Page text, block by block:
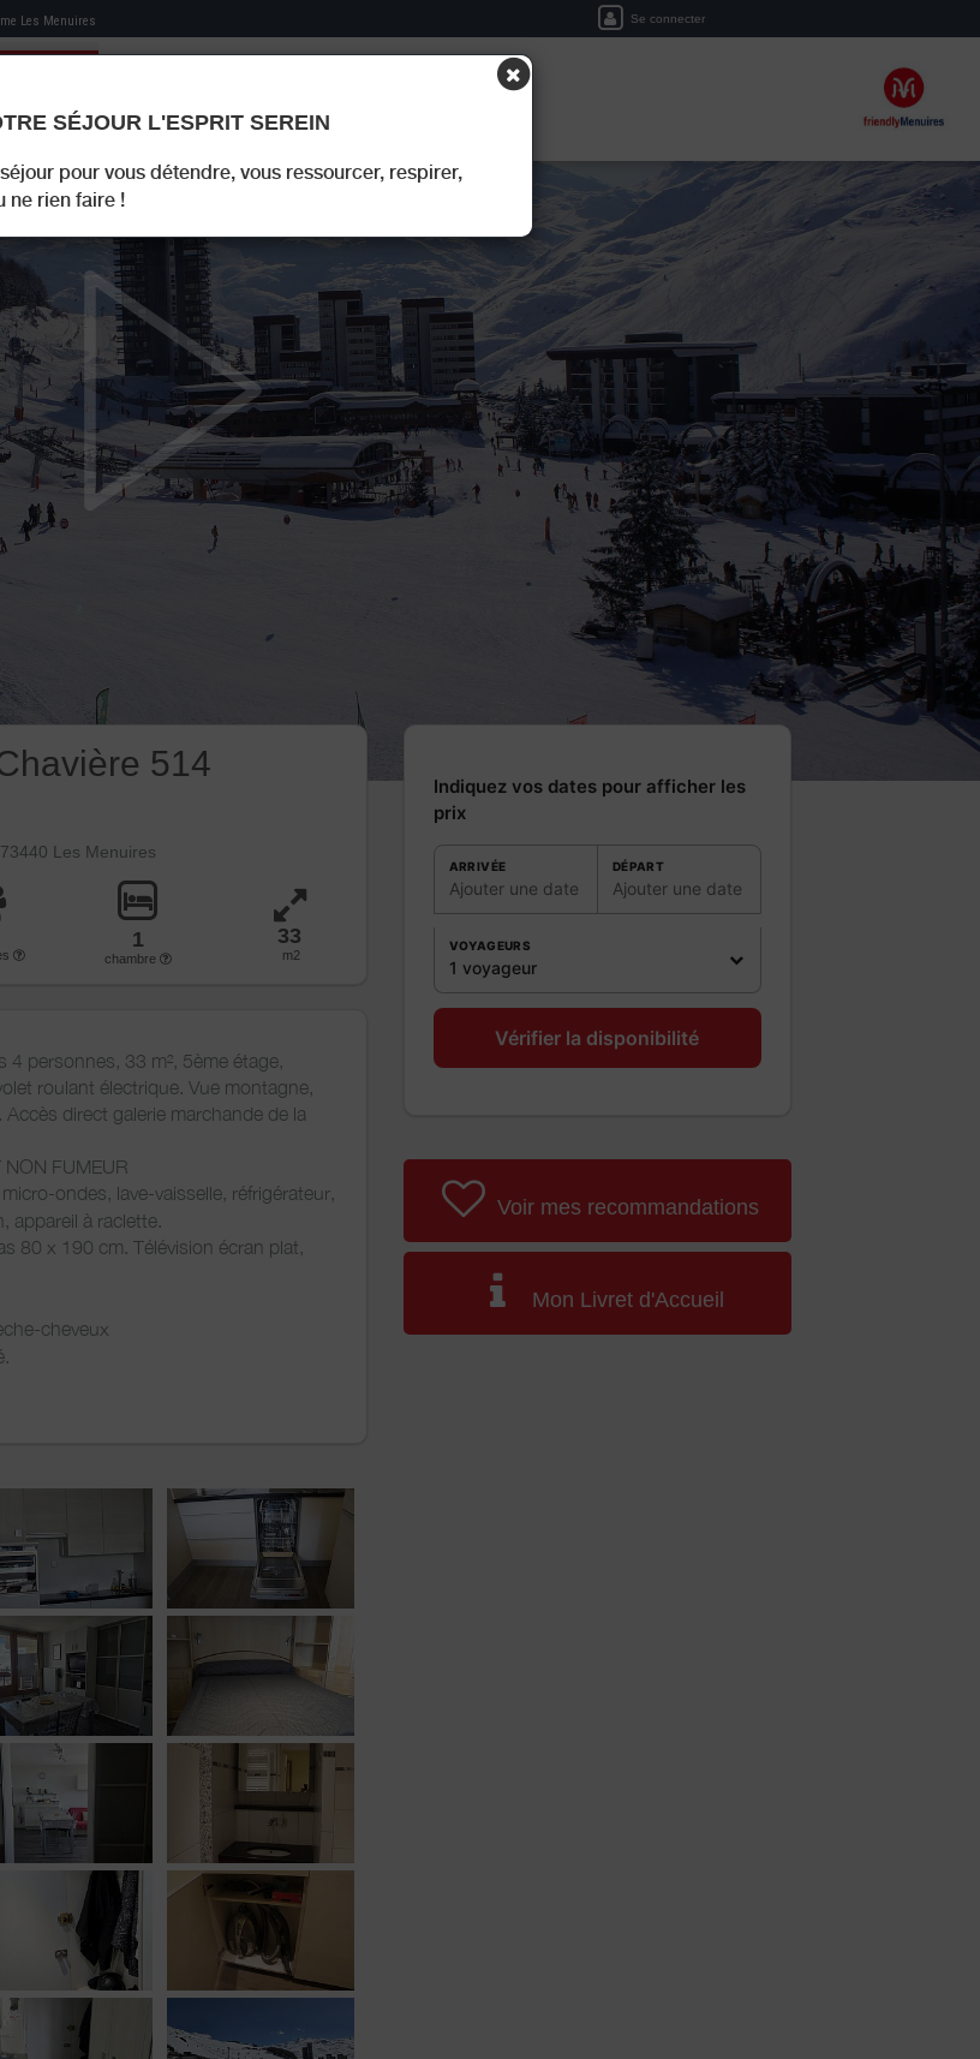
Les Menuires Se connecter
HÉBERGEMENT MES RECOMMANDATIONS MON LIVRET D'ACCUEIL
SÉJOUR L'ESPRIT SEREIN
pour vous détendre, vous ressourcer, respirer,
ne rien faire !
514
Les Menuires
1
chambre
33
m2
4 personnes, 33 m², 5ème étage,
roulant électrique. Vue montagne,
direct galerie marchande de la
FUMEUR
ondes, lave-vaisselle, réfrigérateur,
appareil à raclette.
80 x 190 cm. Télévision écran plat,
cheveux
Indiquez vos dates pour afficher les
prix
ARRIVÉE
Ajouter une date
DÉPART
Ajouter une date
VOYAGEURS
1 voyageur
Vérifier la disponibilité
Voir mes recommandations
Mon Livret d'Accueil